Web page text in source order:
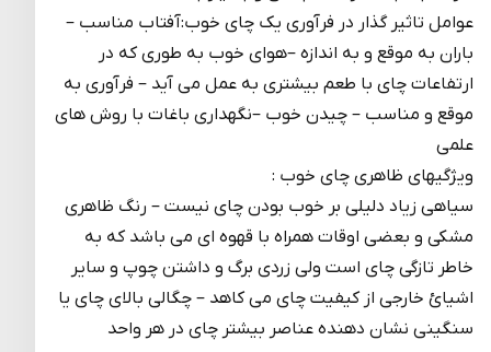
عوامل تاثیر گذار در فرآوری یک چای خوب:آفتاب مناسب –
باران به موقع و به اندازه –هوای خوب به طوری که در
ارتفاعات چای با طعم بیشتری به عمل می آید – فرآوری به
موقع و مناسب – چیدن خوب –نگهداری باغات با روش های
علمی
ویژگیهای ظاهری چای خوب :
سیاهی زیاد دلیلی بر خوب بودن چای نیست – رنگ ظاهری
مشکی و بعضی اوقات همراه با قهوه ای می باشد که به
خاطر تازگی چای است ولی زردی برگ و داشتن چوپ و سایر
اشیائ خارجی از کیفیت چای می کاهد – چگالی بالای چای یا
سنگینی نشان دهنده عناصر بیشتر چای در هر واحد